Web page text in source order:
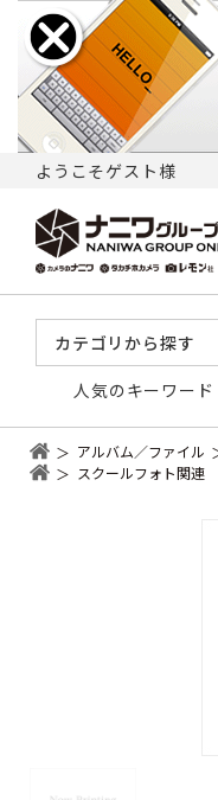
ようこそゲスト様
カテゴリから探す
人気のキーワード
アルバム／ファイル
スクールフォト関連